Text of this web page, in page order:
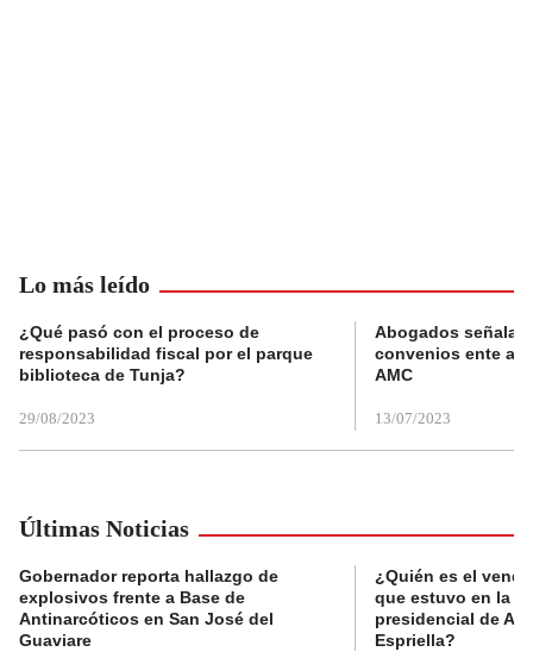
Lo más leído
¿Qué pasó con el proceso de
responsabilidad fiscal por el parque
biblioteca de Tunja?
29/08/2023
Abogados
convenios ente
AMC
13/07/2023
Últimas Noticias
Gobernador reporta hallazgo de
explosivos frente a Base de
Antinarcóticos en San José del
Guaviare
¿Quién es el
que estuvo en la
presidencial de
Espriella?